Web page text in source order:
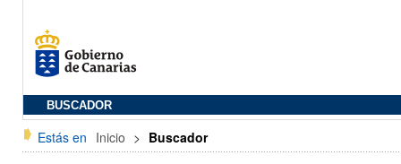
BUSCADOR
Estás en Inicio > Buscador